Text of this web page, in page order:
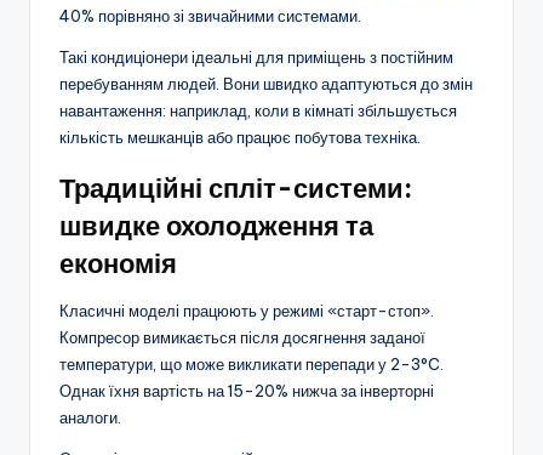
40% порівняно зі звичайними системами.
Такі кондиціонери ідеальні для приміщень з постійним
перебуванням людей. Вони швидко адаптуються до змін
навантаження: наприклад, коли в кімнаті збільшується
кількість мешканців або працює побутова техніка.
Традиційні спліт-системи:
швидке охолодження та
економія
Класичні моделі працюють у режимі «старт-стоп».
Компресор вимикається після досягнення заданої
температури, що може викликати перепади у 2-3°C.
Однак їхня вартість на 15-20% нижча за інверторні
аналоги.